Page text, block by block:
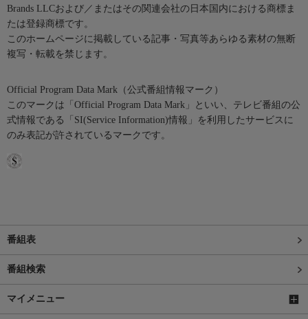
Brands LLCおよび／またはその関連会社の日本国内における商標ま
たは登録商標です。
このホームページに掲載している記事・写真等あらゆる素材の無断
複写・転載を禁じます。
Official Program Data Mark（公式番組情報マーク）
このマークは「Official Program Data Mark」といい、テレビ番組の公
式情報である「SI(Service Information)情報」を利用したサービスに
のみ表記が許されているマークです。
番組表
番組検索
マイメニュー